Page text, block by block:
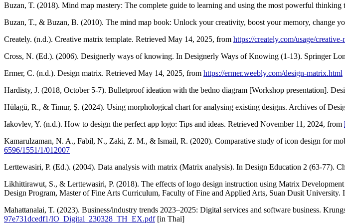
Buzan, T. (2018). Mind map mastery: The complete guide to learning and using the most powerful
Buzan, T., & Buzan, B. (2010). The mind map book: Unlock your creativity, boost your memory, change
Creately. (n.d.). Creative matrix template. Retrieved May 14, 2025, from https://creately.com/usage/
Cross, N. (Ed.). (2006). Designerly ways of knowing. In Designerly Ways of Knowing (1-13). Springer
Ermer, C. (n.d.). Design matrix. Retrieved May 14, 2025, from https://ermer.weebly.com/design-matrix.html
Hardisty, J. (2018, October 5-7). Bulletproof ideation with the bedno diagram [Workshop presentation].
Hülagü, R., & Timur, Ş. (2024). Using morphological chart for analysing existing designs. Archives of
Iakovlev, Y. (n.d.). How to design the perfect app logo: Tips and ideas. Retrieved November 11, 2024, from
Kamarulzaman, N. A., Fabil, N., Zaki, Z. M., & Ismail, R. (2020). Comparative study of icon design for
6596/1551/1/012007
Lerttewasiri, P. (Ed.). (2004). Data analysis with matrix (Matrix analysis). In Design Education 2 (63-77).
Likhittirawut, S., & Lerttewasiri, P. (2018). The effects of logo design instruction using Matrix
Design Program, Master of Fine Arts Curriculum, Faculty of Fine and Applied Arts, Suan Dusit
Mahattanalai, T. (2023). Business/industry trends 2023–2025: Digital services and software business.
97e731dcedf1/IO_Digital_230328_TH_EX.pdf[in Thai]